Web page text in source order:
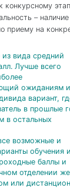
конкурсному
– наличие
приему на
из вида средний
Лучше всего
ожиданиям и
вариант,
в прошлые
в остальных
возможные и
обучения и
баллы и
отделении
или